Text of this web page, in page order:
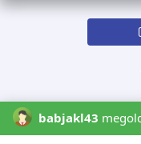
babjakl43